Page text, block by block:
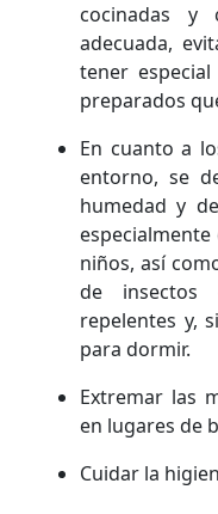
cocinadas y
adecuada,
tener
preparados
En cuanto a
entorno, se
humedad y
niños, así
de insectos
repelentes y,
para dormir.
Extremar las
en lugares de
Cuidar la